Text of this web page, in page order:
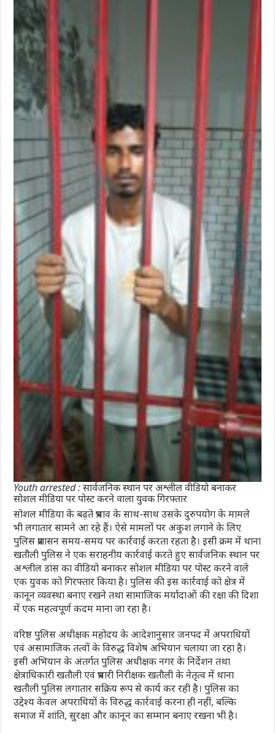
Youth arrested : सार्वजनिक स्थान पर अश्लील वीडियो बनाकर
सोशल मीडिया पर पोस्ट करने वाला युवक गिरफ्तार
सोशल मीडिया के बढ़ते प्रभाव के साथ-साथ उसके दुरुपयोग के मामले
भी लगातार सामने आ रहे हैं। ऐसे मामलों पर अंकुश लगाने के लिए
पुलिस प्रशासन समय-समय पर कार्रवाई करता रहता है। इसी क्रम में थाना
खतौली पुलिस ने एक सराहनीय कार्रवाई करते हुए सार्वजनिक स्थान पर
अश्लील डांस का वीडियो बनाकर सोशल मीडिया पर पोस्ट करने वाले
एक युवक को गिरफ्तार किया है। पुलिस की इस कार्रवाई को क्षेत्र में
कानून व्यवस्था बनाए रखने तथा सामाजिक मर्यादाओं की रक्षा की दिशा
में एक महत्वपूर्ण कदम माना जा रहा है।
वरिष्ठ पुलिस अधीक्षक महोदय के आदेशानुसार जनपद में अपराधियों
एवं असामाजिक तत्वों के विरुद्ध विशेष अभियान चलाया जा रहा है।
इसी अभियान के अंतर्गत पुलिस अधीक्षक नगर के निर्देशन तथा
क्षेत्राधिकारी खतौली एवं प्रभारी निरीक्षक खतौली के नेतृत्व में थाना
खतौली पुलिस लगातार सक्रिय रूप से कार्य कर रही है। पुलिस का
उद्देश्य केवल अपराधियों के विरुद्ध कार्रवाई करना ही नहीं, बल्कि
समाज में शांति, सुरक्षा और कानून का सम्मान बनाए रखना भी है।